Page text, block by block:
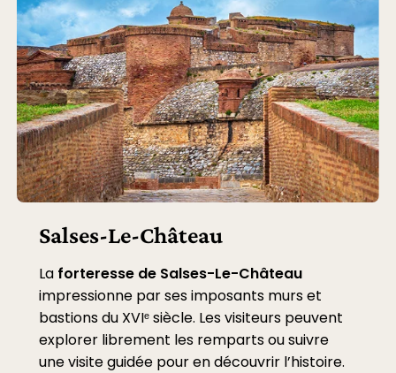
Salses-Le-Château
La forteresse de Salses-Le-Château
impressionne par ses imposants murs et
bastions du XVIᵉ siècle. Les visiteurs peuvent
explorer librement les remparts ou suivre
une visite guidée pour en découvrir l’histoire.